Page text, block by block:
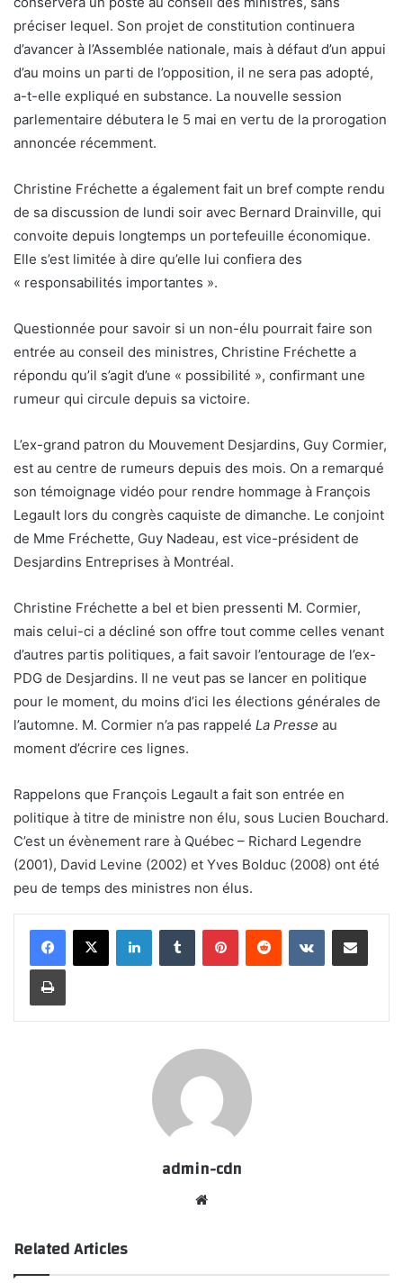
préciser lequel. Son projet de constitution continuera
d’avancer à l’Assemblée nationale, mais à défaut d’un appui
d’au moins un parti de l’opposition, il ne sera pas adopté,
a-t-elle expliqué en substance. La nouvelle session
parlementaire débutera le 5 mai en vertu de la prorogation
annoncée récemment.
Christine Fréchette a également fait un bref compte rendu
de sa discussion de lundi soir avec Bernard Drainville, qui
convoite depuis longtemps un portefeuille économique.
Elle s’est limitée à dire qu’elle lui confiera des
« responsabilités importantes ».
Questionnée pour savoir si un non-élu pourrait faire son
entrée au conseil des ministres, Christine Fréchette a
répondu qu’il s’agit d’une « possibilité », confirmant une
rumeur qui circule depuis sa victoire.
L’ex-grand patron du Mouvement Desjardins, Guy Cormier,
est au centre de rumeurs depuis des mois. On a remarqué
son témoignage vidéo pour rendre hommage à François
Legault lors du congrès caquiste de dimanche. Le conjoint
de Mme Fréchette, Guy Nadeau, est vice-président de
Desjardins Entreprises à Montréal.
Christine Fréchette a bel et bien pressenti M. Cormier,
mais celui-ci a décliné son offre tout comme celles venant
d’autres partis politiques, a fait savoir l’entourage de l’ex-
PDG de Desjardins. Il ne veut pas se lancer en politique
pour le moment, du moins d’ici les élections générales de
l’automne. M. Cormier n’a pas rappelé La Presse au
moment d’écrire ces lignes.
Rappelons que François Legault a fait son entrée en
politique à titre de ministre non élu, sous Lucien Bouchard.
C’est un évènement rare à Québec – Richard Legendre
(2001), David Levine (2002) et Yves Bolduc (2008) ont été
peu de temps des ministres non élus.
LinkedInTumblr PinterestReddit VKontakteShare via Email
Print
admin-cdn
Related Articles